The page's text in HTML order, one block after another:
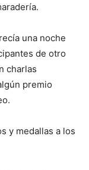
una noche
de otro
charlas
premio
y medallas a los